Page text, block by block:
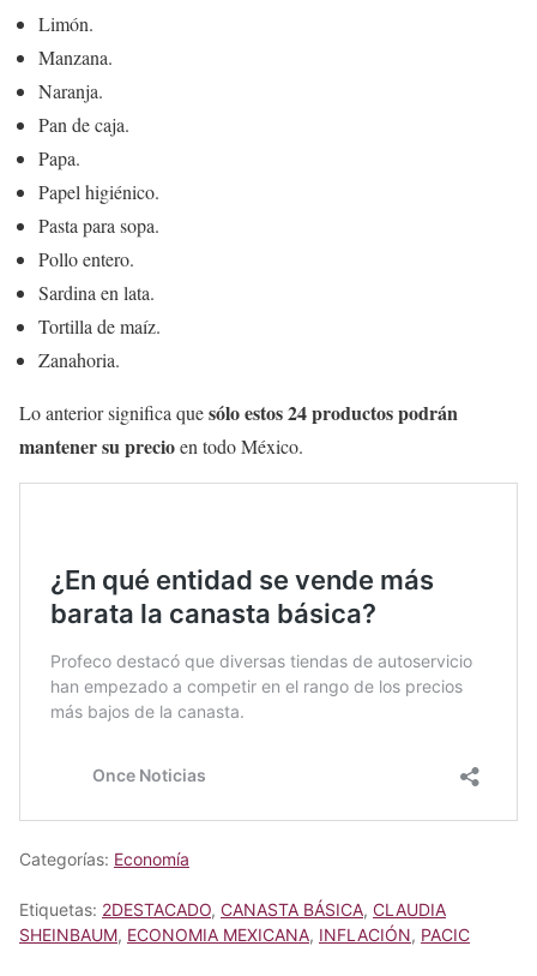
Limón.
Manzana.
Naranja.
Pan de caja.
Papa.
Papel higiénico.
Pasta para sopa.
Pollo entero.
Sardina en lata.
Tortilla de maíz.
Zanahoria.
Lo anterior significa quesólo estos 24 productospodrán
mantener su precioen todo México.
Categorías: Economía
Etiquetas: 2DESTACADO, CANASTA BÁSICA, CLAUDIA
SHEINBAUM, ECONOMIA MEXICANA, INFLACIÓN, PACIC